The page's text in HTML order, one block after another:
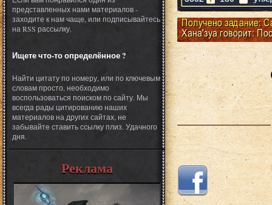
представленных нами материалов -
заходите к нам чаще, или подписывайтесь
на RSS рассылку.
Ищете что-то определённое ?
Найти цитату по номеру, или по ключевым
словам просто, необходимо
воспользоваться поиском по сайту. Мы
всегда рады цитированию наших
материалов на других сайтах, не
забывайте ставить ссылку плиз. Удачного
дня.
Реклама
___________